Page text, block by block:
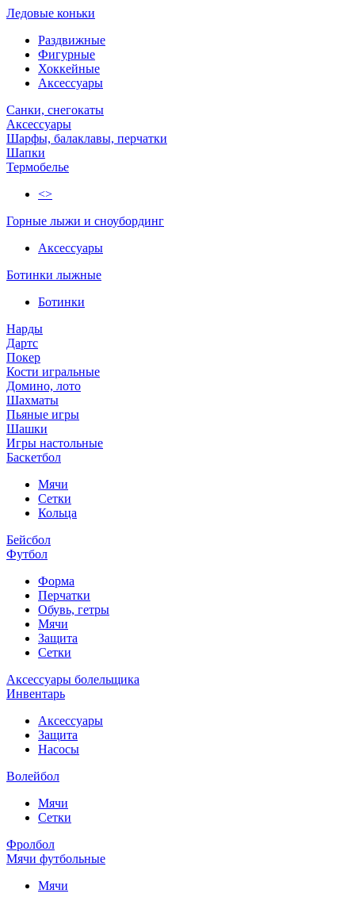
Ледовые коньки
Раздвижные
Фигурные
Хоккейные
Аксессуары
Санки, снегокаты
Аксессуары
Шарфы, балаклавы, перчатки
Шапки
Термобелье
<>
Горные лыжи и сноубординг
Аксессуары
Ботинки лыжные
Ботинки
Нарды
Дартс
Покер
Кости игральные
Домино, лото
Шахматы
Пьяные игры
Шашки
Игры настольные
Баскетбол
Мячи
Сетки
Кольца
Бейсбол
Футбол
Форма
Перчатки
Обувь, гетры
Мячи
Защита
Сетки
Аксессуары болельщика
Инвентарь
Аксессуары
Защита
Насосы
Волейбол
Мячи
Сетки
Фролбол
Мячи футбольные
Мячи